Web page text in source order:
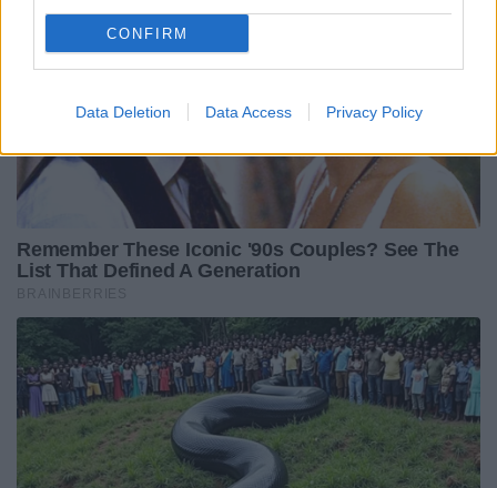
CONFIRM
Data Deletion Data Access Privacy Policy